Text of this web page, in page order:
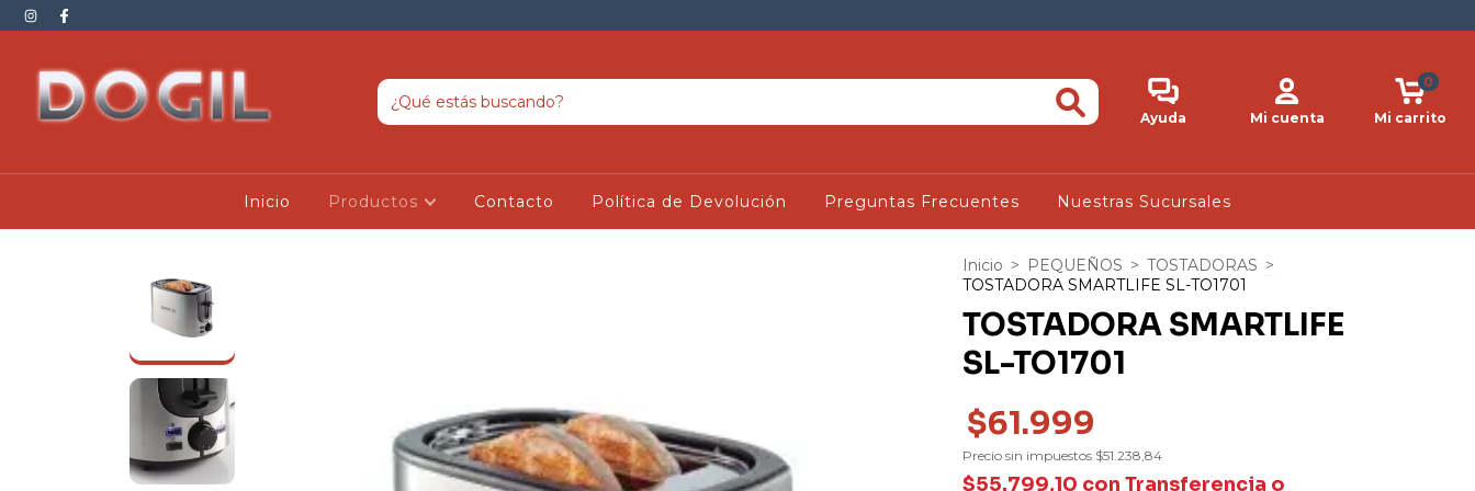
Ayuda Mi cuenta Mi carrito
0
Inicio Productos Contacto Política de Devolución Preguntas Frecuentes Nuestras Sucursales
Inicio > PEQUEÑOS > TOSTADORAS >
TOSTADORA SMARTLIFE SL-TO1701
TOSTADORA SMARTLIFE
SL-TO1701
$61.999
Precio sin impuestos $51.238,84
$55.799,10 con Transferencia o